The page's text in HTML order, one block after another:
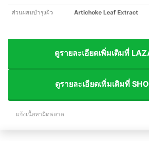
ส่วนผสมบำรุงผิว Artichoke Leaf Extract
ดูรายละเอียดเพิ่มเติมที่
ดูรายละเอียดเพิ่มเติมที่
แจ้งเนื้อหาผิดพลาด